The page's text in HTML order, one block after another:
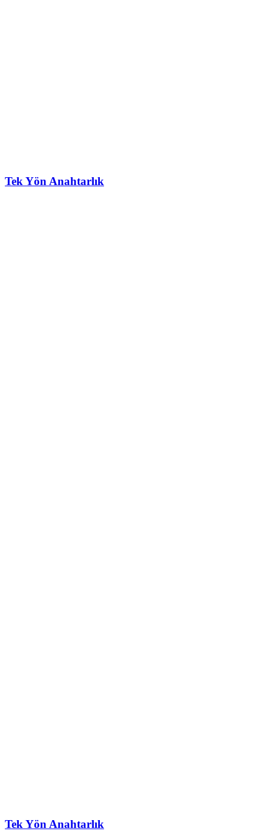
Tek Yön Anahtarlık
Tek Yön Anahtarlık